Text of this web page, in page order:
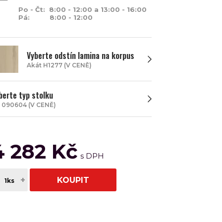
Po - Čt: 8:00 - 12:00 a 13:00 - 16:00
Pá: 8:00 - 12:00
Vyberte odstín lamina na korpus
Akát H1277 (V CENĚ)
typ stolku
090604 (V CENĚ)
282 Kč
+ KOUPIT